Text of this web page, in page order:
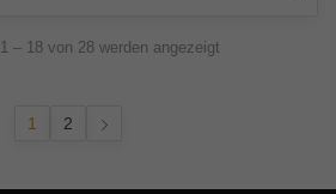
– 18 von 28 werden angezeigt
1 2